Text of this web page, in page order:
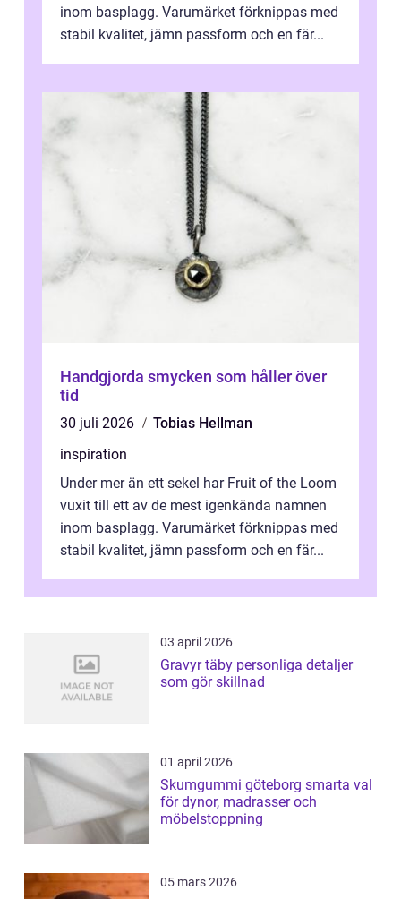
inom basplagg. Varumärket förknippas med
stabil kvalitet, jämn passform och en fär...
Handgjorda smycken som håller över
tid
30 juli 2026
Tobias Hellman
inspiration
Under mer än ett sekel har Fruit of the Loom
vuxit till ett av de mest igenkända namnen
inom basplagg. Varumärket förknippas med
stabil kvalitet, jämn passform och en fär...
03 april 2026
Gravyr täby personliga detaljer
som gör skillnad
01 april 2026
Skumgummi göteborg smarta val
för dynor, madrasser och
möbelstoppning
05 mars 2026